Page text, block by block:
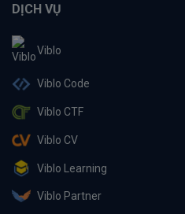
DỊCH VỤ
Viblo
Viblo Code
Viblo CTF
Viblo CV
Viblo Learning
Viblo Partner